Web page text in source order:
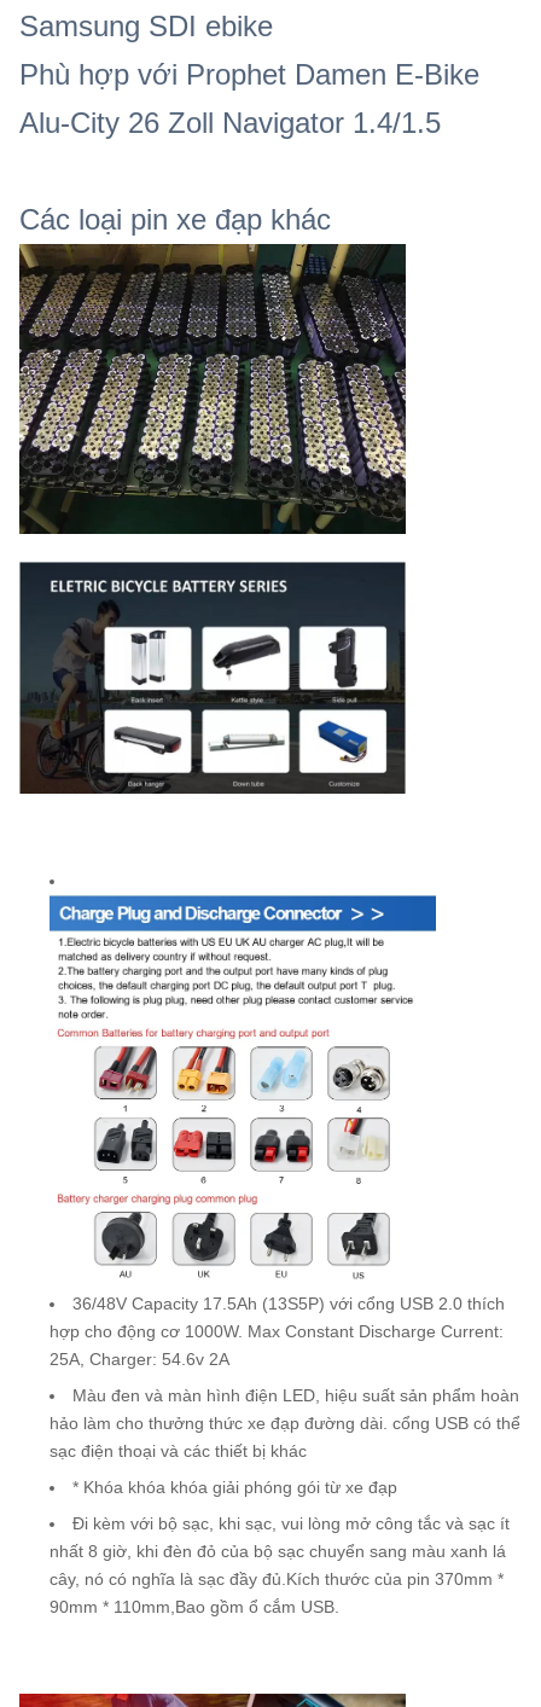
Samsung SDI ebike
Phù hợp với Prophet Damen E-Bike
Alu-City 26 Zoll Navigator 1.4/1.5
Các loại pin xe đạp khác
36/48V Capacity 17.5Ah (13S5P) với cổng USB 2.0 thích
hợp cho động cơ 1000W. Max Constant Discharge Current:
25A, Charger: 54.6v 2A
Màu đen và màn hình điện LED, hiệu suất sản phẩm hoàn
hảo làm cho thưởng thức xe đạp đường dài. cổng USB có thể
sạc điện thoại và các thiết bị khác
* Khóa khóa khóa giải phóng gói từ xe đạp
Đi kèm với bộ sạc, khi sạc, vui lòng mở công tắc và sạc ít
nhất 8 giờ, khi đèn đỏ của bộ sạc chuyển sang màu xanh lá
cây, nó có nghĩa là sạc đầy đủ.Kích thước của pin 370mm *
90mm * 110mm,Bao gồm ổ cắm USB.